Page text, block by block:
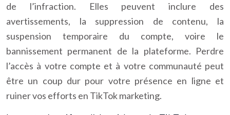
de l’infraction. Elles peuvent inclure des
avertissements, la suppression de contenu, la
suspension temporaire du compte, voire le
bannissement permanent de la plateforme. Perdre
l’accès à votre compte et à votre communauté peut
être un coup dur pour votre présence en ligne et
ruiner vos efforts en TikTok marketing.